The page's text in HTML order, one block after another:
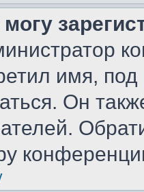
имя,
Он